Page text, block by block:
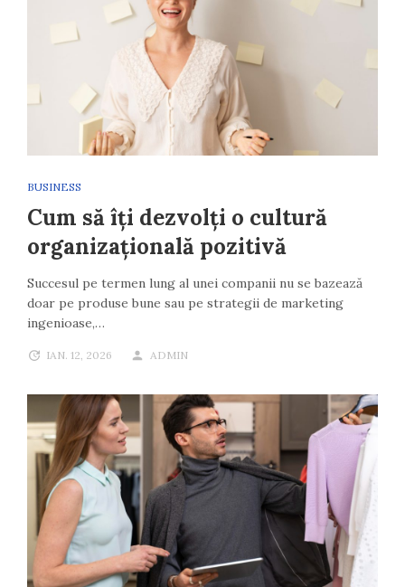
BUSINESS
Cum să îți dezvolți o cultură
organizațională pozitivă
Succesul pe termen lung al unei companii nu se bazează
doar pe produse bune sau pe strategii de marketing
ingenioase,…
IAN. 12, 2026 ADMIN